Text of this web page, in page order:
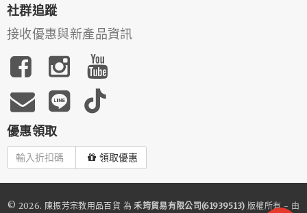
社群追蹤
接收優惠與新產品資訊
優惠領取
領取優惠
© 2026. 陳振芳宗教用品百貨 為禾筠貿易有限公司(61939513) 版權所有 - 由